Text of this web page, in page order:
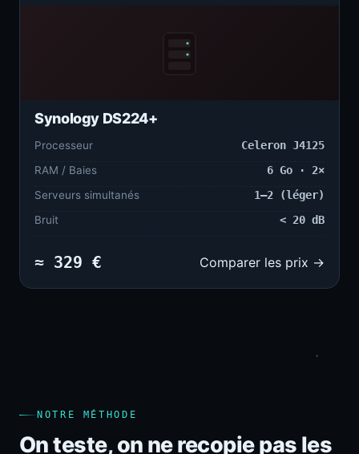
Synology DS224+
Processeur
Celeron J4125
RAM / Baies
6 Go · 2×
Serveurs simultanés
1–2 (léger)
Bruit
< 20 dB
≈ 329 € Comparer les prix →
NOTRE MÉTHODE
On teste, on ne recopie pas les